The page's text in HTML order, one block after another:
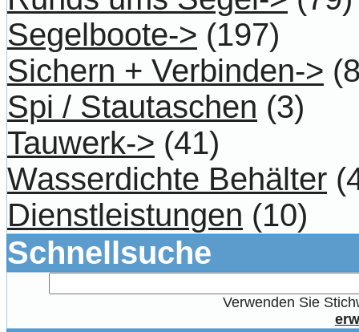
Segelboote-> (197)
Sichern + Verbinden->
Spi / Stautaschen (3)
Tauwerk-> (41)
Wasserdichte Behälter
Dienstleistungen (10)
Schnellsuche
Verwenden Sie